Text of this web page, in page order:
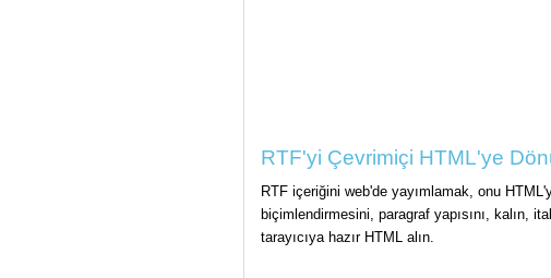
RTF'yi Çevrimiçi HTML'ye
RTF içeriğini web'de yayımlamak, onu
biçimlendirmesini, paragraf yapısını, kalın,
tarayıcıya hazır HTML alın.